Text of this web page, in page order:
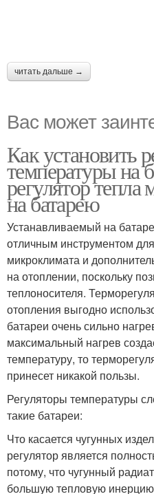
читать дальше →
Вас может
Как установить
температуры на
регулятор
на батарею
Устанавливаемый на
отличным инструментом
микроклимата и
на отоплении, поскольку
теплоносителя.
отопления выгодно
батареи очень сильно
максимальный нагрев
температуру, то
принесет никакой пользы.
Регуляторы температуры
такие батареи:
Что касается чугунных
регулятор является
потому, что чугунный
большую тепловую